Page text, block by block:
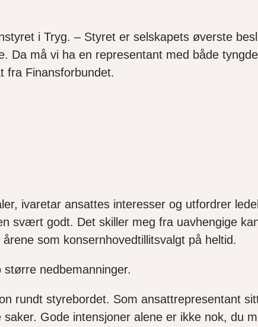
i Tryg. – Styret er selskapets øverste
Da må vi ha en representant med både
fra Finansforbundet.
ivaretar ansattes interesser og utfordrer
svært godt. Det skiller meg fra uavhengige
som konsernhovedtillitsvalgt på heltid.
nedbemanninger.
rundt styrebordet. Som ansattrepresentant
Gode intensjoner alene er ikke nok, du